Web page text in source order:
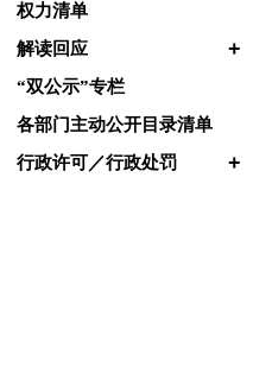
权力清单
解读回应
+
“双公示”专栏
各部门主动公开目录清单
行政许可／行政处罚
+